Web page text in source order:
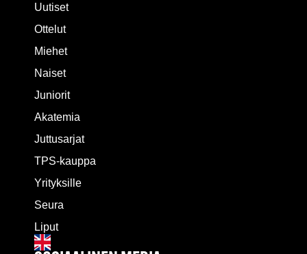
Uutiset
Ottelut
Miehet
Naiset
Juniorit
Akatemia
Juttusarjat
TPS-kauppa
Yrityksille
Seura
Liput